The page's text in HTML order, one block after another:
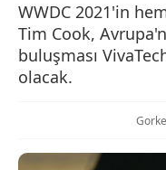
WWDC 2021'in
Tim Cook,
buluşması
olacak.